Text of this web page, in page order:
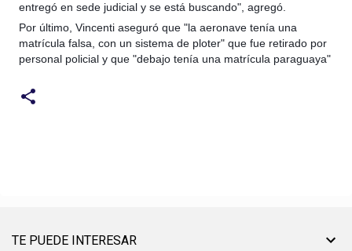
entregó en sede judicial y se está buscando", agregó.
Por último, Vincenti aseguró que "la aeronave tenía una
matrícula falsa, con un sistema de ploter" que fue retirado por
personal policial y que "debajo tenía una matrícula paraguaya"
TE PUEDE INTERESAR